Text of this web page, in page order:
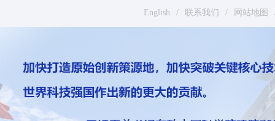
English / 联系我们 / 网站地图